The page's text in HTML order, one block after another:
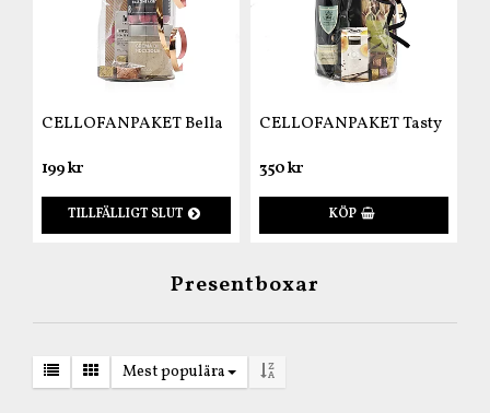
CELLOFANPAKET Bella
199 kr
TILLFÄLLIGT SLUT
CELLOFANPAKET Tasty
350 kr
KÖP
Presentboxar
Mest populära